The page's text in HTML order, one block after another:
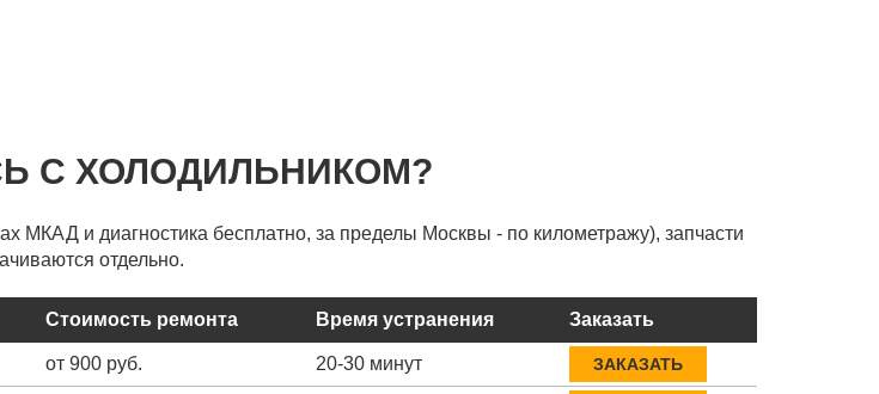
С ХОЛОДИЛЬНИКОМ?
МКАД и диагностика бесплатно, за пределы Москвы - по километражу), запчасти
отдельно.
Стоимость ремонта Время устранения Заказать
от 900 руб. 20-30 минут ЗАКАЗАТЬ